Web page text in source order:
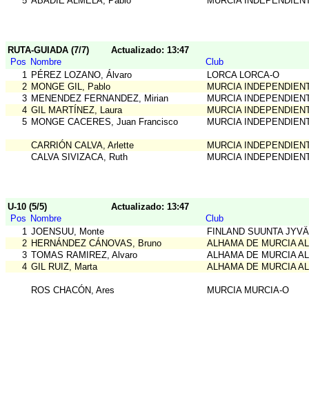
RUTA-GUIADA (7/7)
Actualizado: 13:47
Pos Nombre
Club
1 PÉREZ LOZANO, Álvaro
LORCA LORCA-O
2 MONGE GIL, Pablo
MURCIA
3 MENENDEZ FERNANDEZ, Mirian
MURCIA
4 GIL MARTÍNEZ, Laura
MURCIA
5 MONGE CACERES, Juan Francisco MURCIA
CARRIÓN CALVA, Arlette
MURCIA
CALVA SIVIZACA, Ruth
MURCIA
U-10 (5/5)
Actualizado: 13:47
Pos Nombre
Club
1 JOENSUU, Monte
FINLAND SUUNTA
2 HERNÁNDEZ CÁNOVAS, Bruno
ALHAMA DE MURCIA
3 TOMAS RAMIREZ, Alvaro
ALHAMA DE MURCIA
4 GIL RUIZ, Marta ALHAMA DE MURCIA
ROS CHACÓN, Ares MURCIA MURCIA-O